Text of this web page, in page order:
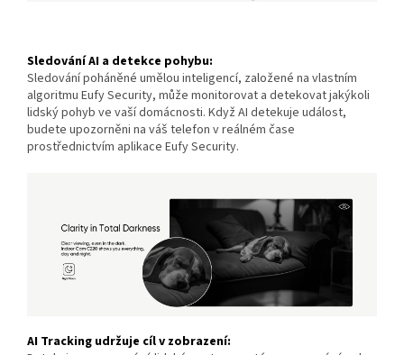
Sledování AI a detekce pohybu:
Sledování poháněné umělou inteligencí, založené na vlastním
algoritmu Eufy Security, může monitorovat a detekovat jakýkoli
lidský pohyb ve vaší domácnosti. Když AI detekuje událost,
budete upozorněni na váš telefon v reálném čase
prostřednictvím aplikace Eufy Security.
AI Tracking udržuje cíl v zobrazení: